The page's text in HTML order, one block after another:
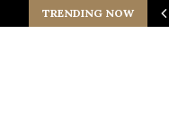
TRENDING NOW